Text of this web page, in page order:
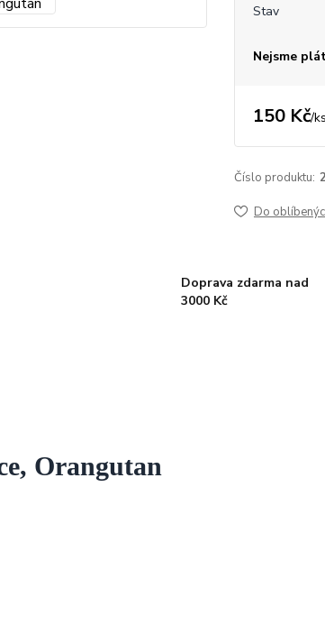
Stav
Nejsme
150 Kč/ks
Číslo produktu: 2
Do
Doprava zdarma nad
3000 Kč
Orangutan